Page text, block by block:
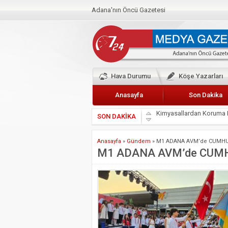
Adana'nın Öncü Gazetesi
Hava Durumu Köşe Yazarları
Anasayfa Son Dakika
SON DAKİKA
Başkan Güler’den
Lokantacılar ve
Hak-İş Abdurrahman
HDP İL BİNASININ
CEYHAN TİCARET
Hainler emellerine asla
BÖLGEMİZ
İyi Parti Yüreğir İlçe
Anasayfa » Gündem » M1 ADANA AVM’de
M1 ADANA AVM’de